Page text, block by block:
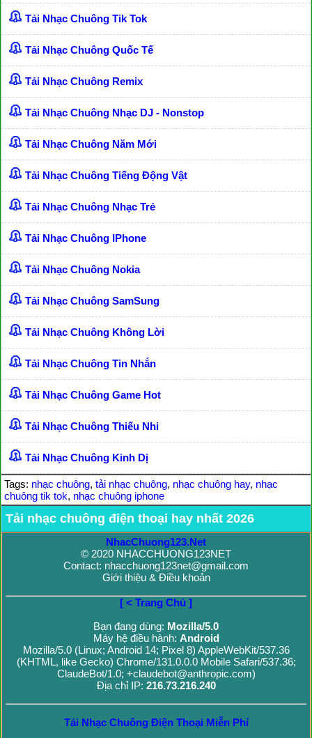
Tải Nhạc Chuông Tik Tok
Tải Nhạc Chuông Quốc Tế
Tải Nhạc Chuông Remix
Tải Nhạc Chuông Nhạc DJ - Nonstop
Tải Nhạc Chuông Năm Mới
Tải Nhạc Chuông Tiếng Động Vật
Tải Nhạc Chuông Nhạc Trẻ
Tải Nhạc Chuông IPhone
Tải Nhạc Chuông Nokia
Tải Nhạc Chuông SamSung
Tải Nhạc Chuông Không Lời
Tải Nhạc Chuông Tin Nhắn
Tải Nhạc Chuông Game Hot
Tải Nhạc Chuông Thiếu Nhi
Tải Nhạc Chuông Kinh Dị
Tags: nhạc chuông, tải nhạc chuông, nhạc chuông hay, nhạc
chuông tik tok, nhạc chuông iphone
Tải nhạc chuông điện thoại hay nhất 2026
NhacChuong123.Net
© 2020 NHACCHUONG123NET
Contact: nhacchuong123net@gmail.com
Giới thiệu & Điều khoản
[ < Trang Chủ ]
Bạn đang dùng: Mozilla/5.0
Máy hệ điều hành: Android
Mozilla/5.0 (Linux; Android 14; Pixel 8) AppleWebKit/537.36
(KHTML, like Gecko) Chrome/131.0.0.0 Mobile Safari/537.36;
ClaudeBot/1.0; +claudebot@anthropic.com)
Địa chỉ IP: 216.73.216.240
Tải Nhạc Chuông Điện Thoại Miễn Phí